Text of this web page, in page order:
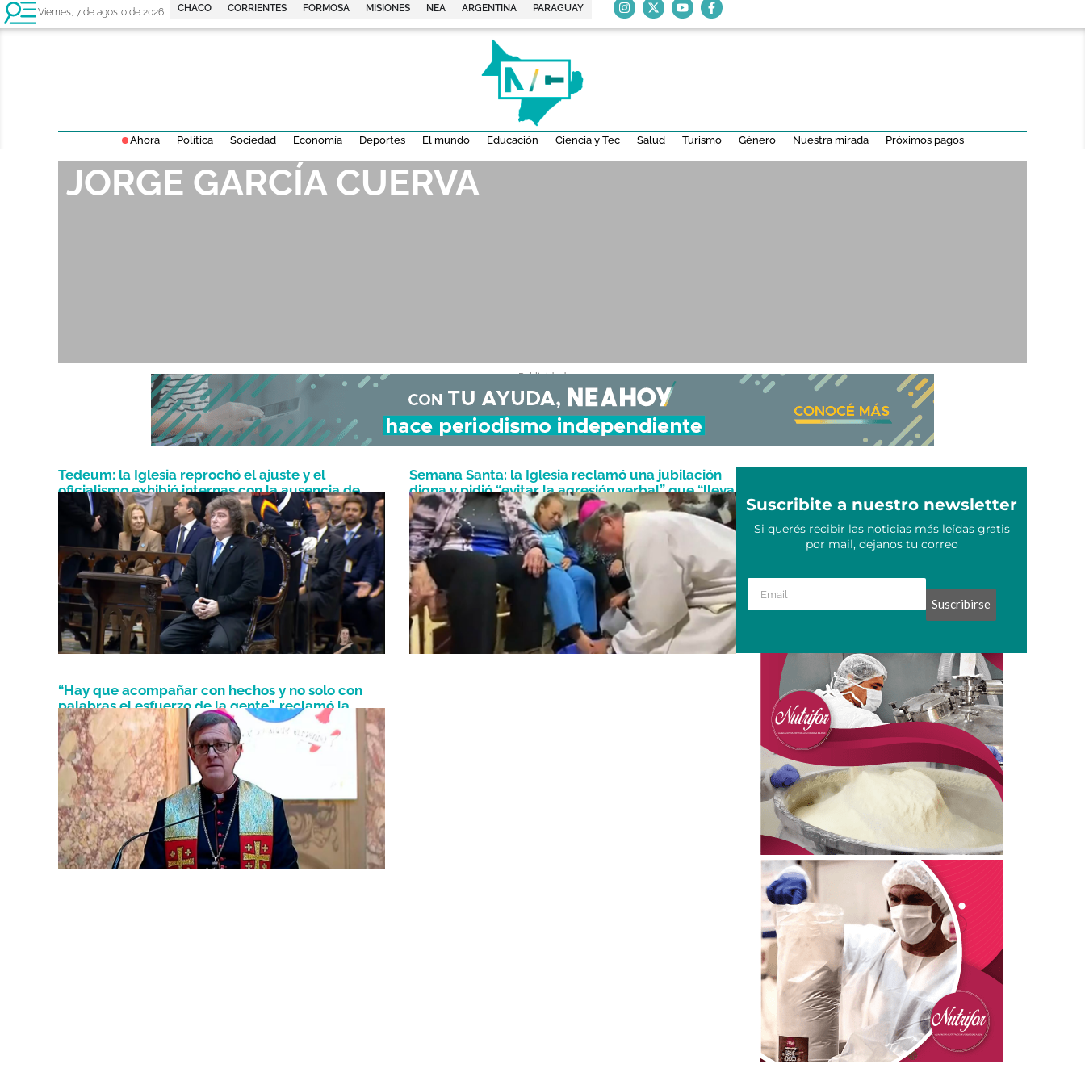
Viernes, 7 de agosto de 2026 CHACO CORRIENTES FORMOSA MISIONES NEA ARGENTINA PARAGUAY
Ahora Política Sociedad Economía Deportes El mundo Educación Ciencia y Tec Salud Turismo Género Nuestra mirada Próximos pagos
JORGE GARCÍA CUERVA
- Publicidad -
Tedeum: la Iglesia reprochó el ajuste y el
oficialismo exhibió internas con la ausencia de
Villarruel
Mayo 25, 2026
Semana Santa: la Iglesia reclamó una jubilación
digna y pidió “evitar la agresión verbal” que “lleva
a la violencia”
Abril 19, 2025
“Hay que acompañar con hechos y no solo con
palabras el esfuerzo de la gente”, reclamó la
Iglesia en el Tedeum
Mayo 25, 2024
Suscribite a nuestro newsletter
Si querés recibir las noticias más leídas gratis
por mail, dejanos tu correo
Suscribirse